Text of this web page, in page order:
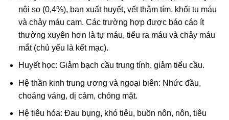
nội sọ (0,4%), ban xuất huyết, vết thâm tím, khối tụ máu
và chảy máu cam. Các trường hợp được báo cáo ít
thường xuyên hơn là tự máu, tiểu ra máu và chảy máu
mắt (chủ yếu là kết mạc).
Huyết học: Giảm bạch cầu trung tính, giảm tiểu cầu.
Hệ thần kinh trung ương và ngoại biên: Nhức đầu,
choáng váng, dị cảm, chóng mặt.
Hệ tiêu hóa: Đau bụng, khó tiêu, buồn nôn, nôn, tiêu